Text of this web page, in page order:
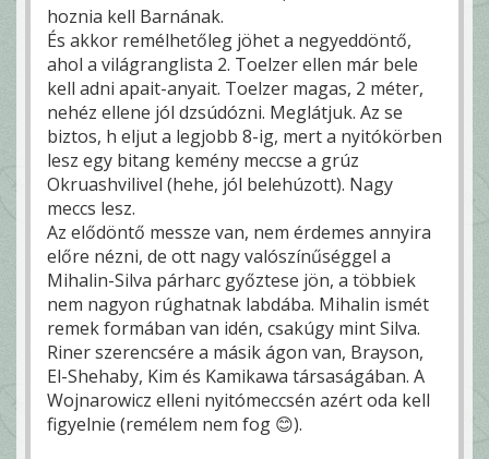
hoznia kell Barnának.
És akkor remélhetőleg jöhet a negyeddöntő,
ahol a világranglista 2. Toelzer ellen már bele
kell adni apait-anyait. Toelzer magas, 2 méter,
nehéz ellene jól dzsúdózni. Meglátjuk. Az se
biztos, h eljut a legjobb 8-ig, mert a nyitókörben
lesz egy bitang kemény meccse a grúz
Okruashvilivel (hehe, jól belehúzott). Nagy
meccs lesz.
Az elődöntő messze van, nem érdemes annyira
előre nézni, de ott nagy valószínűséggel a
Mihalin-Silva párharc győztese jön, a többiek
nem nagyon rúghatnak labdába. Mihalin ismét
remek formában van idén, csakúgy mint Silva.
Riner szerencsére a másik ágon van, Brayson,
El-Shehaby, Kim és Kamikawa társaságában. A
Wojnarowicz elleni nyitómeccsén azért oda kell
figyelnie (remélem nem fog 😊).